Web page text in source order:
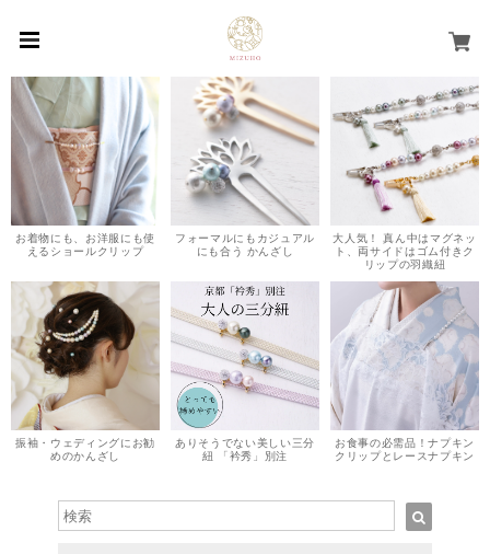
お着物にも、お洋服にも使
えるショールクリップ
フォーマルにもカジュアル
にも合う かんざし
大人気！ 真ん中はマグネッ
ト、両サイドはゴム付きク
リップの羽織紐
振袖・ウェディングにお勧
めのかんざし
ありそうでない美しい三分
紐 「衿秀」別注
お食事の必需品！ナプキン
クリップとレースナプキン